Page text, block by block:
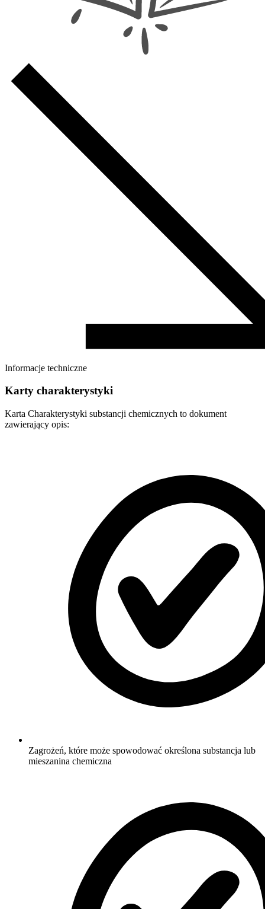
Informacje techniczne
Karty charakterystyki
Karta Charakterystyki substancji chemicznych to dokument
zawierający opis:
Zagrożeń, które może spowodować określona substancja lub
mieszanina chemiczna